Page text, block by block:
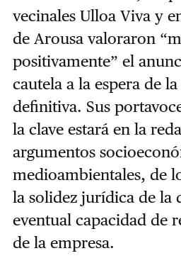
vecinales Ulloa Viva y
de Arousa valoraron
positivamente” el
cautela a la espera de
definitiva. Sus
la clave estará en la
argumentos
medioambientales, de
la solidez jurídica de la
eventual capacidad de
de la empresa.